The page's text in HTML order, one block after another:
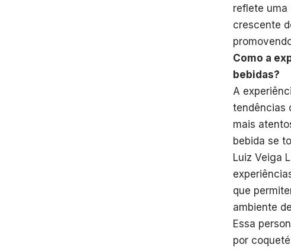
reflete uma
crescente
Como a
bebidas?
A
tendências
mais
bebida se
Luiz Veiga
que
ambiente
Essa
por